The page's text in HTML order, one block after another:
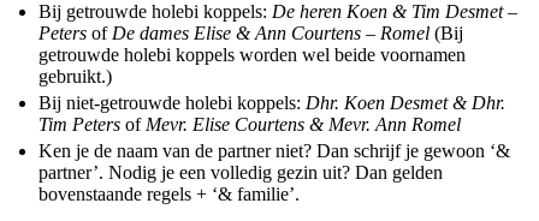
Bij getrouwde holebi koppels: De heren Koen & Tim Desmet –
Peters of De dames Elise & Ann Courtens – Romel (Bij
getrouwde holebi koppels worden wel beide voornamen
gebruikt.)
Bij niet-getrouwde holebi koppels: Dhr. Koen Desmet & Dhr.
Tim Peters of Mevr. Elise Courtens & Mevr. Ann Romel
Ken je de naam van de partner niet? Dan schrijf je gewoon ‘&
partner’. Nodig je een volledig gezin uit? Dan gelden
bovenstaande regels + ‘& familie’.